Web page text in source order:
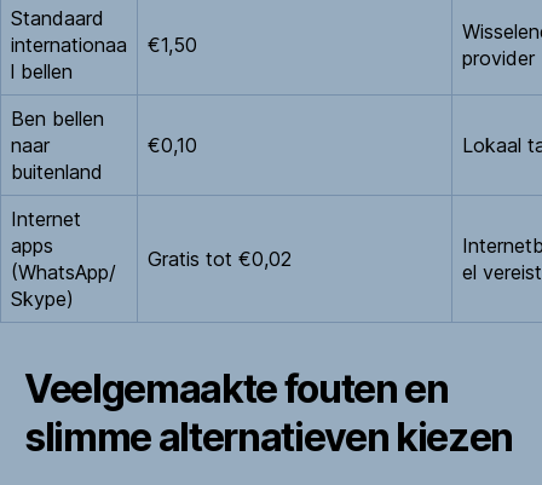
Standaard
internationaa
l bellen
€1,50
provider
Ben bellen
naar
buitenland
€0,10 Lokaal
Internet
apps
(WhatsApp/
Skype)
Gratis tot €0,02
el vereist
Veelgemaakte fouten en
slimme alternatieven kiezen